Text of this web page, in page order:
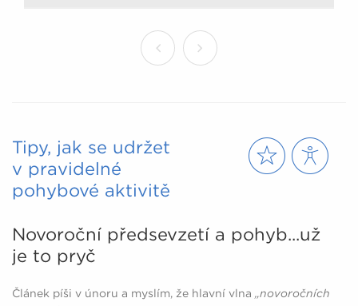
Tipy, jak se udržet
v pravidelné
pohybové aktivitě
Novoroční předsevzetí a pohyb...už
je to pryč
Článek píši v únoru a myslím, že hlavní vlna „novoročních